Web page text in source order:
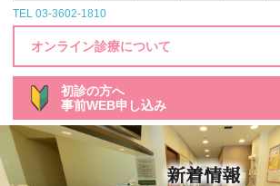
TEL 03-3602-1810
オンライン診療について
初診の方へ
事前WEB申し込み
新着情報